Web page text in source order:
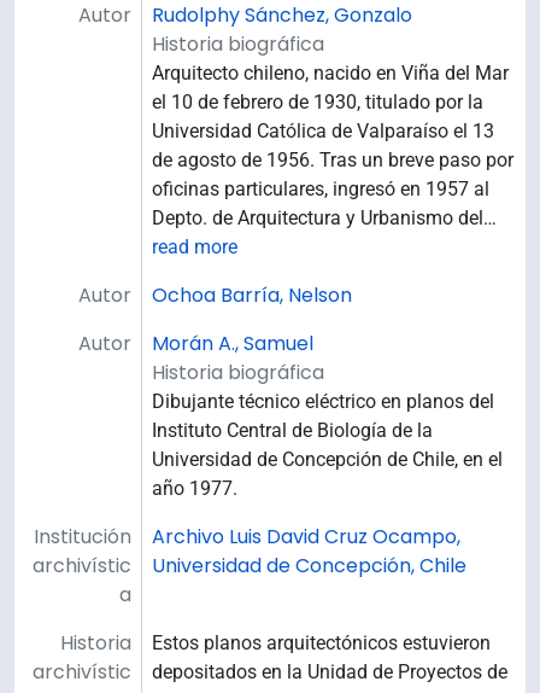
Autor
Rudolphy Sánchez, Gonzalo
Historia biográfica
Arquitecto chileno, nacido en Viña del Mar
el 10 de febrero de 1930, titulado por la
Universidad Católica de Valparaíso el 13
de agosto de 1956. Tras un breve paso por
oficinas particulares, ingresó en 1957 al
Depto. de Arquitectura y Urbanismo del …
read more
Autor
Ochoa Barría, Nelson
Autor
Morán A., Samuel
Historia biográfica
Dibujante técnico eléctrico en planos del
Instituto Central de Biología de la
Universidad de Concepción de Chile, en el
año 1977.
Institución
archivístic
a
Archivo Luis David Cruz Ocampo,
Universidad de Concepción, Chile
Historia
archivístic
Estos planos arquitectónicos estuvieron
depositados en la Unidad de Proyectos de